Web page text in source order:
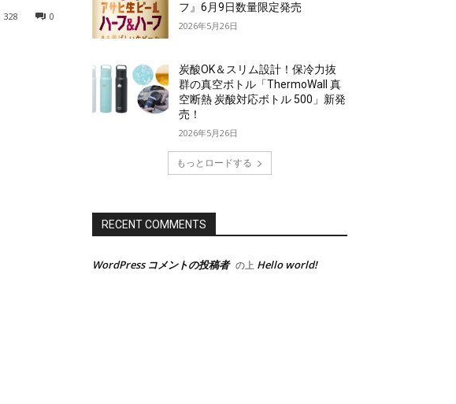
0
328
フ』6月9日数量限定発売
2026年5月26日
炭酸OK＆スリム設計！保冷力抜
群の真空ボトル「ThermoWall 真
空断熱 炭酸対応ボトル 500」新発
売！
2026年5月26日
もっとロードする
RECENT COMMENTS
WordPress コメントの投稿者 の上 Hello world!